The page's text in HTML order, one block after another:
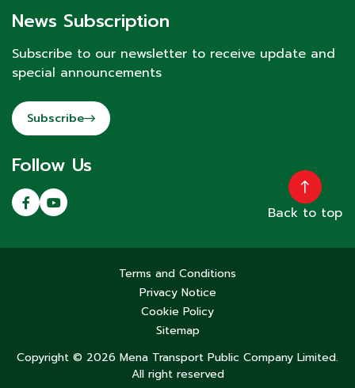
News Subscription
Subscribe to our newsletter to receive update and
special announcements
Subscribe
Follow Us
Back to top
Terms and Conditions
Privacy Notice
Cookie Policy
Sitemap
Copyright © 2026 Mena Transport Public Company Limited.
All right reserved